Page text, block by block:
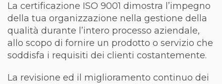
La certificazione ISO 9001 dimostra l’impegno
della tua organizzazione nella gestione della
qualità durante l’intero processo aziendale,
allo scopo di fornire un prodotto o servizio che
soddisfa i requisiti dei clienti costantemente.
La revisione ed il miglioramento continuo dei